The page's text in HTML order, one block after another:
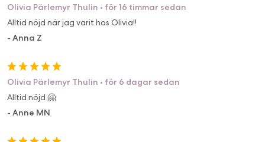
Olivia Pärlemyr Thulin • för 16 timmar sedan
Alltid nöjd när jag varit hos Olivia!!
- Anna Z
Olivia Pärlemyr Thulin • för 6 dagar sedan
Alltid nöjd 🤗
- Anne MN